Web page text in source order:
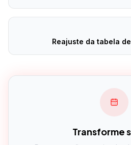
Reajuste da tabela
Transforme